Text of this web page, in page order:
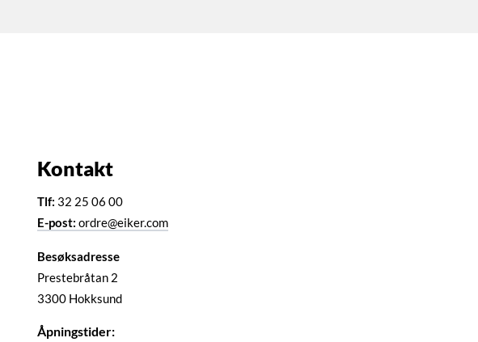
Kontakt
Tlf: 32 25 06 00
E-post: ordre@eiker.com
Besøksadresse
Prestebråtan 2
3300 Hokksund
Åpningstider: